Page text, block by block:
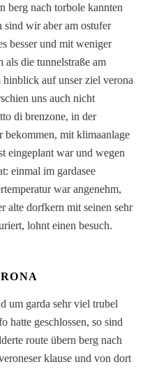
berg nach torbole kannten
sind wir aber am ostufer
besser und mit weniger
als die tunnelstraße am
auf unser ziel verona
uns auch nicht
di brenzone, in der
bekommen, mit klimaanlage
eingeplant war und wegen
einmal im gardasee
war angenehm,
alte dorfkern mit seinen sehr
lohnt einen besuch.
um garda sehr viel trubel
hatte geschlossen, so sind
route übern berg nach
klause und von dort